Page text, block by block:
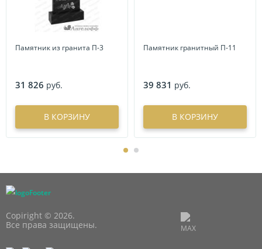
Памятник из гранита П-3
31 826 руб.
В КОРЗИНУ
Памятник гранитный П-11
39 831 руб.
В КОРЗИНУ
Copiright © 2026.
Все права защищены.